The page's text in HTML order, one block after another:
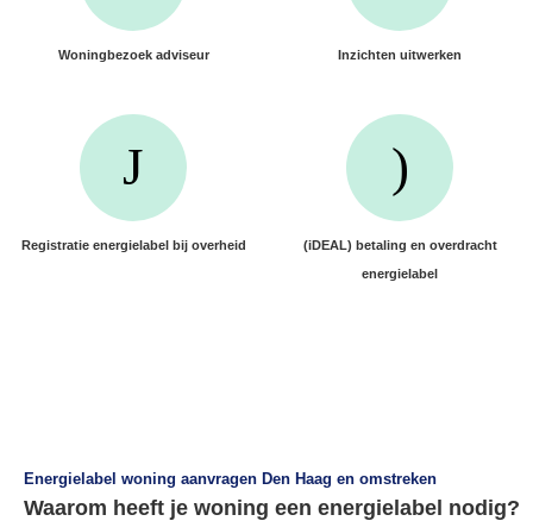
Woningbezoek adviseur Inzichten uitwerken
Registratie energielabel bij overheid
(iDEAL) betaling en overdracht
energielabel
Energielabel woning aanvragen Den Haag en omstreken
Waarom heeft je woning een energielabel nodig?